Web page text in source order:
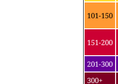
101-150
151-200
201-300
300+